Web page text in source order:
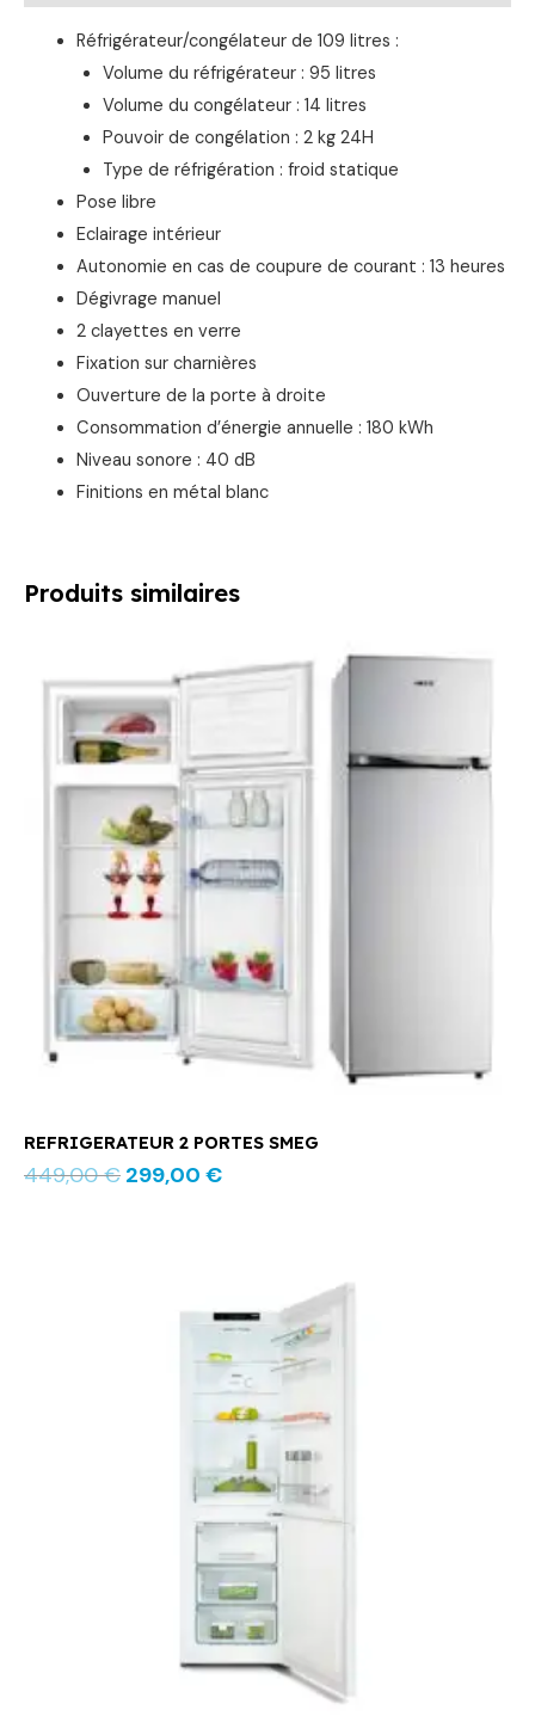
Réfrigérateur/congélateur de 109 litres :
Volume du réfrigérateur : 95 litres
Volume du congélateur : 14 litres
Pouvoir de congélation : 2 kg 24H
Type de réfrigération : froid statique
Pose libre
Eclairage intérieur
Autonomie en cas de coupure de courant : 13 heures
Dégivrage manuel
2 clayettes en verre
Fixation sur charnières
Ouverture de la porte à droite
Consommation d’énergie annuelle : 180 kWh
Niveau sonore : 40 dB
Finitions en métal blanc
Produits similaires
REFRIGERATEUR 2 PORTES SMEG
449,00€
initial
était :
449,00 €.
299,00 €
prix
299,00 €.
849,00 €.
actuel
est :
699,00 €.